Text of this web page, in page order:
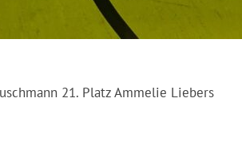
21. Platz Ammelie Liebers